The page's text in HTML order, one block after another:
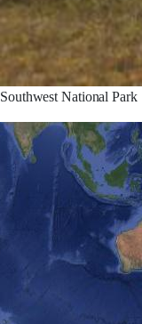
Southwest National Park